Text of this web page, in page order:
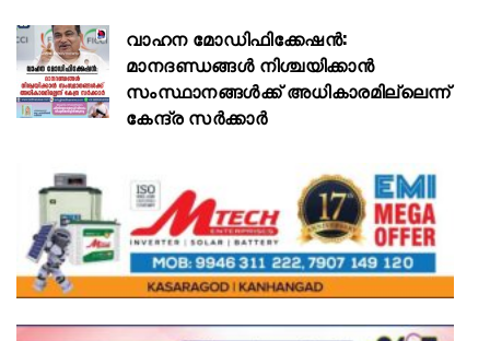
വാഹന മോഡിഫിക്കേഷൻ:
മാനദണ്ഡങ്ങൾ നിശ്ചയിക്കാൻ
സംസ്ഥാനങ്ങൾക്ക് അധികാരമില്ലെന്ന്
കേന്ദ്ര സർക്കാർ